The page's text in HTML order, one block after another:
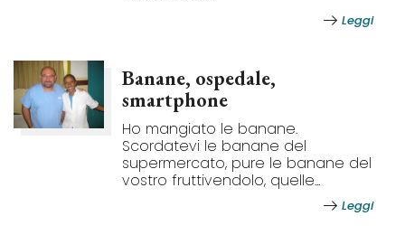
Leggi
Banane, ospedale,
smartphone
Ho mangiato le banane.
Scordatevi le banane del
supermercato, pure le banane del
vostro fruttivendolo, quelle...
Leggi